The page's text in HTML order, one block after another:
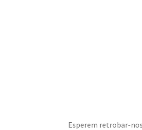
Esperem retrobar-